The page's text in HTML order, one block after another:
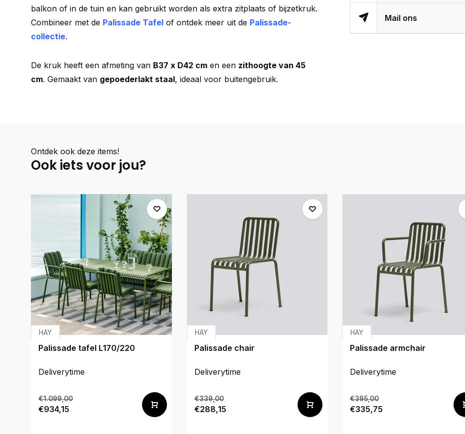
balkon of in de tuin en kan gebruikt worden als extra zitplaats of bijzetkruk.
Combineer met de Palissade Tafel of ontdek meer uit de Palissade-
collectie.
De kruk heeft een afmeting van B37 x D42 cm en een zithoogte van 45
cm. Gemaakt van gepoederlakt staal, ideaal voor buitengebruik.
Mail ons
Ontdek ook deze items!
Ook iets voor jou?
HAY
Palissade tafel L170/220
Deliverytime
€1.099,00
€934,15
HAY
Palissade chair
Deliverytime
€339,00
€288,15
HAY
Palissade armchair
Deliverytime
€395,00
€335,75